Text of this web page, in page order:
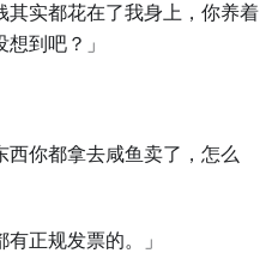
其实都花在了我身上，你养着
到吧？」
西你都拿去咸鱼卖了，怎么
有正规发票的。」